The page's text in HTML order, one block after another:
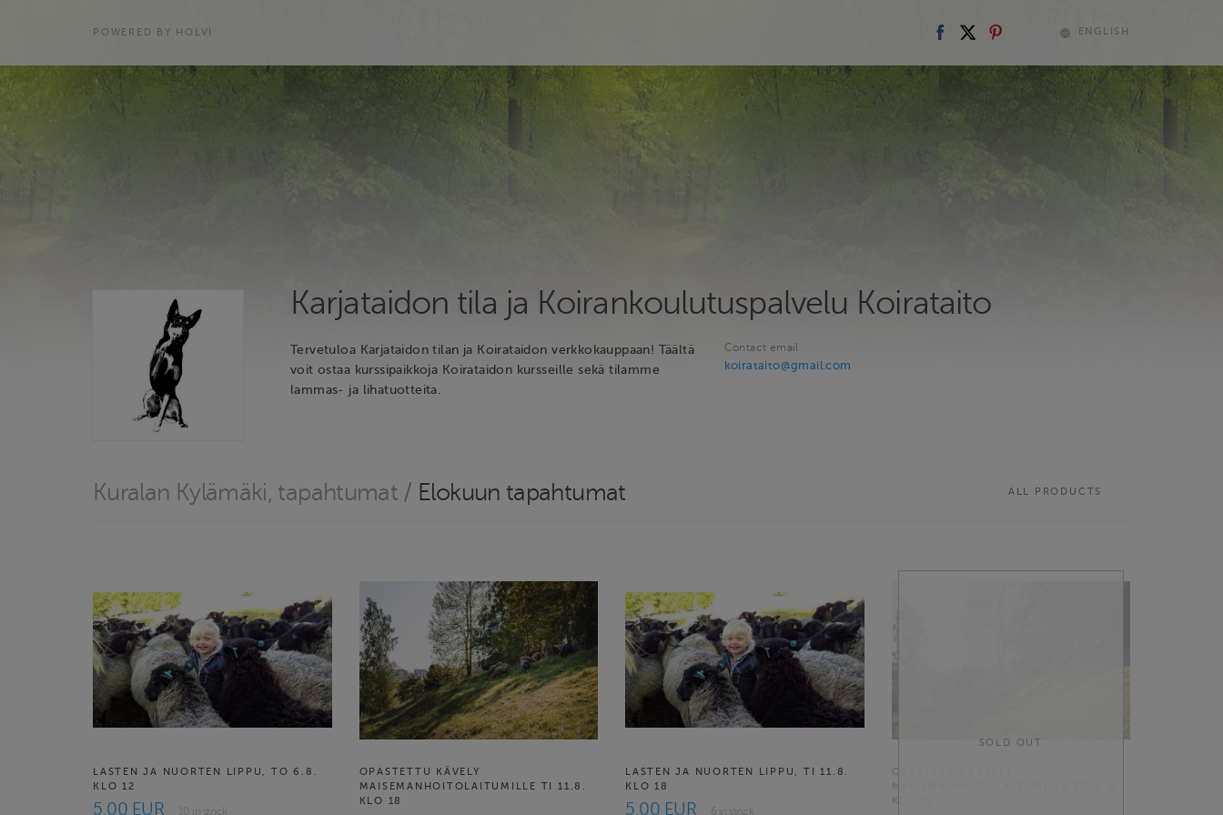
POWERED BY HOLVI ENGLISH
Karjataidon tila ja Koirankoulutuspalvelu Koirataito
Tervetuloa Karjataidon tilan ja Koirataidon verkkokauppaan! Täältä
voit ostaa kurssipaikkoja Koirataidon kursseille sekä tilamme
lammas- ja lihatuotteita.
Contact email
koirataito@gmail.com
Kuralan Kylämäki, tapahtumat / Elokuun tapahtumat ALL PRODUCTS
LASTEN JA NUORTEN LIPPU, TO 6.8.
KLO 12
5.00 EUR 10 in stock
OPASTETTU KÄVELY
MAISEMANHOITOLAITUMILLE TI 11.8.
KLO 18
LASTEN JA NUORTEN LIPPU, TI 11.8.
KLO 18
5.00 EUR 6 in stock
OPASTETTU KÄVELY
MAISEMANHOITOLAITUMILLE TO 6.8.
KLO 12
SOLD OUT